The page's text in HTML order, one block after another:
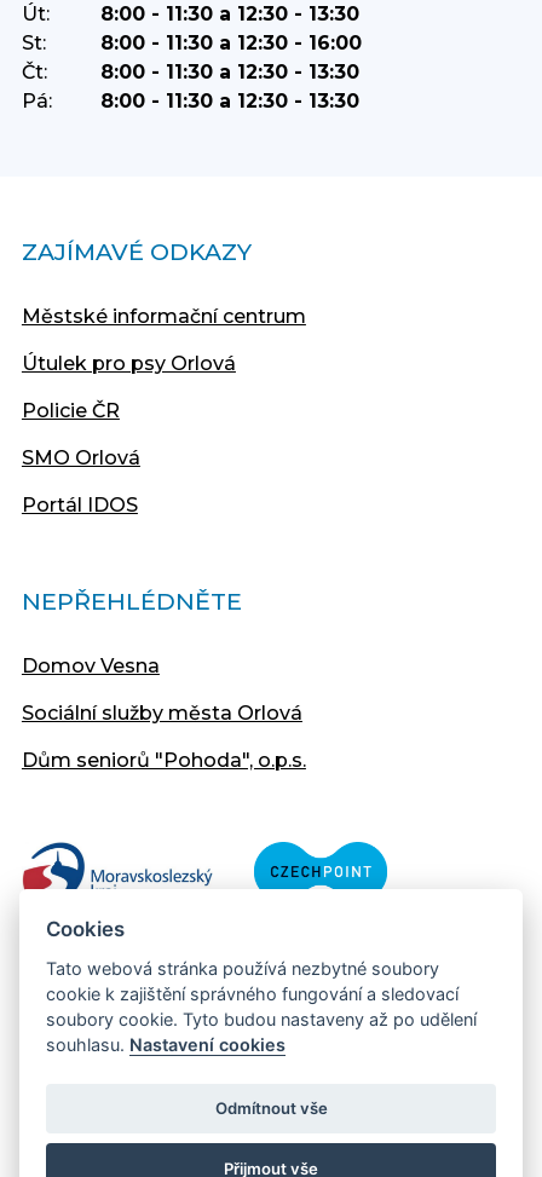
Út:
8:00 - 11:30 a 12:30 - 13:30
St:
8:00 - 11:30 a 12:30 - 16:00
Čt:
8:00 - 11:30 a 12:30 - 13:30
Pá:
8:00 - 11:30 a 12:30 - 13:30
ZAJÍMAVÉ ODKAZY
Městské informační centrum
Útulek pro psy Orlová
Policie ČR
SMO Orlová
Portál IDOS
NEPŘEHLÉDNĚTE
Domov Vesna
Sociální služby města Orlová
Dům seniorů "Pohoda", o.p.s.
Copyright © 2013 - 2026 Městský úřad Orlová
Cookies
Tato webová stránka používá nezbytné soubory
cookie k zajištění správného fungování a sledovací
soubory cookie. Tyto budou nastaveny až po udělení
souhlasu. Nastavení cookies
Odmítnout vše
Přijmout vše